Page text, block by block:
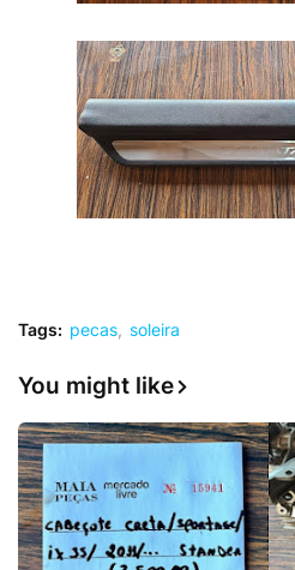
Tags: pecas soleira
You might like